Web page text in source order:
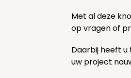
Met al deze
op vragen of
Daarbij heeft
uw project